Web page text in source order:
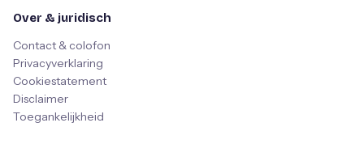
Over & juridisch
Contact & colofon
Privacyverklaring
Cookiestatement
Disclaimer
Toegankelijkheid